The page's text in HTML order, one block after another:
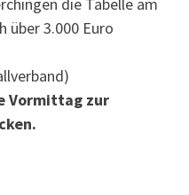
die Tabelle am
über 3.000 Euro
Vormittag zur